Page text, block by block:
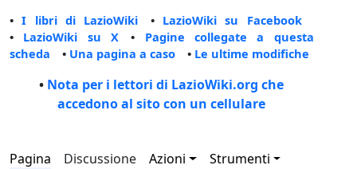
•I libri di LazioWiki • LazioWiki su Facebook
• LazioWiki su X • Pagine collegate a questa
scheda • Una pagina a caso • Le ultime modifiche
• Nota per i lettori di LazioWiki.org che
accedono al sito con un cellulare
Pagina Discussione Azioni Strumenti